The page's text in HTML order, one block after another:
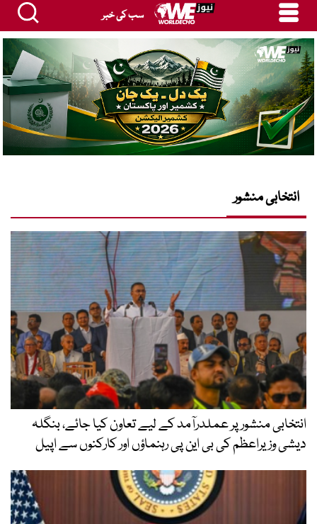
سب کی خبر
انتخابی منشور
انتخابی منشور پر عملدرآمد کے لیے تعاون کیا جائے، بنگلہ
دیشی وزیراعظم کی بی این پی رہنماؤں اور کارکنوں سے اپیل